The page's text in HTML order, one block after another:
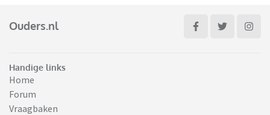
Ouders.nl
Handige links
Home
Forum
Vraagbaken